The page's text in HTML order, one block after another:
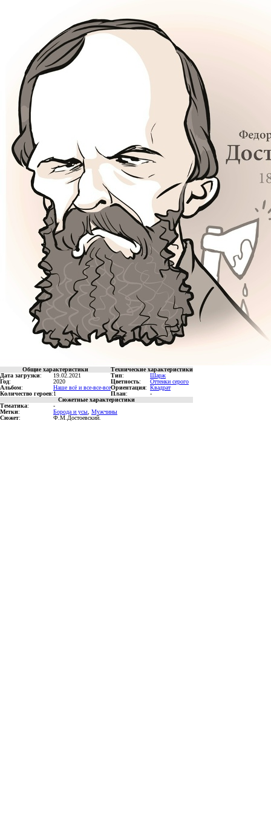
Общие характеристики
Технические характеристики
Дата загрузки: 19.02.2021 Тип:
Шарж
Год: 2020 Цветность:
Оттенки серого
Альбом: Наше всё и все-все-всеОриентация: Квадрат
Количество героев:1 План:
-
Сюжетные характеристики
Тематика:
-
Метки: Борода и усы Мужчины
Сюжет: Ф.М.Достоевский.